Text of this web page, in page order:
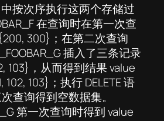
按次序执行这两个存储过
在查询时在第一次查
300}；在第二次查询
插入了三条记录
103}，从而得到结果 value
102, 103}；执行 DELETE 语
查询得到空数据集。
第一次查询时得到 value